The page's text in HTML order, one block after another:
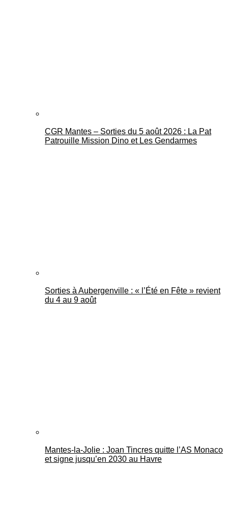
Mantes Actu
CGR Mantes – Sorties du 5 août 2026 : La Pat
Patrouille Mission Dino et Les Gendarmes
Sorties à Aubergenville : « l’Été en Fête » revient
du 4 au 9 août
Mantes-la-Jolie : Joan Tincres quitte l’AS Monaco
et signe jusqu’en 2030 au Havre